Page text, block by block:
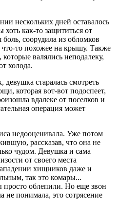
нескольких дней оставалось
как-то защититься от
соорудила из обломков
то похожее на крышу. Также
валялись неподалеку,
холода.
старалась смотреть
которая вот-вот подоспеет,
вдалеке от поселков и
операция может
недооценивала. Уже потом
рассказав, что она не
чудом. Девушка и сама
от своего места
хищников даже и
так это комары...
облепили. Но еще звон
не понимала, это сотрясение